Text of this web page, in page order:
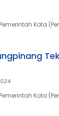
Kota
Kota